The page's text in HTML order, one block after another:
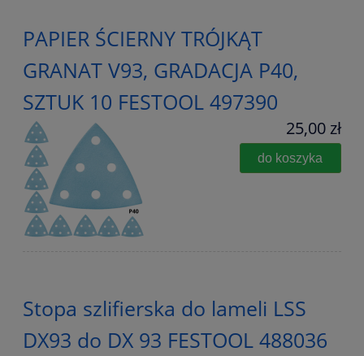
PAPIER ŚCIERNY TRÓJKĄT
GRANAT V93, GRADACJA P40,
SZTUK 10 FESTOOL 497390
25,00 zł
do koszyka
Stopa szlifierska do lameli LSS
DX93 do DX 93 FESTOOL 488036